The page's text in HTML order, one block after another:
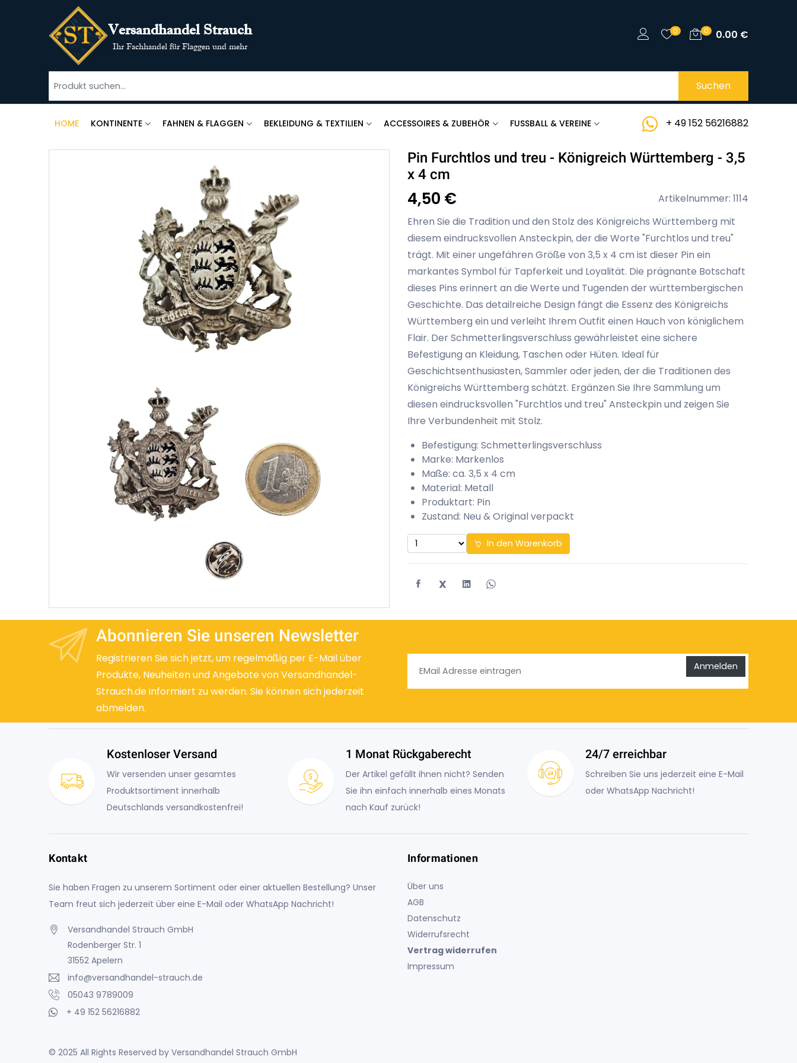
Versandhandel Strauch
Ihr Fachhandel für Flaggen und mehr
0 0 0.00 €
Suchen
HOME KONTINENTE FAHNEN & FLAGGEN BEKLEIDUNG & TEXTILIEN ACCESSOIRES & ZUBEHÖR FUSSBALL & VEREINE + 49 152 56216882
Pin Furchtlos und treu - Königreich Württemberg - 3,5
x 4 cm
4,50 €
Artikelnummer: 1114
Ehren Sie die Tradition und den Stolz des Königreichs Württemberg mit
diesem eindrucksvollen Ansteckpin, der die Worte "Furchtlos und treu"
trägt. Mit einer ungefähren Größe von 3,5 x 4 cm ist dieser Pin ein
markantes Symbol für Tapferkeit und Loyalität. Die prägnante Botschaft
dieses Pins erinnert an die Werte und Tugenden der württembergischen
Geschichte. Das detailreiche Design fängt die Essenz des Königreichs
Württemberg ein und verleiht Ihrem Outfit einen Hauch von königlichem
Flair. Der Schmetterlingsverschluss gewährleistet eine sichere
Befestigung an Kleidung, Taschen oder Hüten. Ideal für
Geschichtsenthusiasten, Sammler oder jeden, der die Traditionen des
Königreichs Württemberg schätzt. Ergänzen Sie Ihre Sammlung um
diesen eindrucksvollen "Furchtlos und treu" Ansteckpin und zeigen Sie
Ihre Verbundenheit mit Stolz.
Befestigung: Schmetterlingsverschluss
Marke: Markenlos
Maße: ca. 3,5 x 4 cm
Material: Metall
Produktart: Pin
Zustand: Neu & Original verpackt
In den Warenkorb
X
Abonnieren Sie unseren Newsletter
Registrieren Sie sich jetzt, um regelmäßig per E-Mail über
Produkte, Neuheiten und Angebote von Versandhandel-
Strauch.de informiert zu werden. Sie können sich jederzeit
abmelden.
Anmelden
Kostenloser Versand
Wir versenden unser gesamtes
Produktsortiment innerhalb
Deutschlands versandkostenfrei!
1 Monat Rückgaberecht
Der Artikel gefällt ihnen nicht? Senden
Sie ihn einfach innerhalb eines Monats
nach Kauf zurück!
24/7 erreichbar
Schreiben Sie uns jederzeit eine E-Mail
oder WhatsApp Nachricht!
Kontakt
Sie haben Fragen zu unserem Sortiment oder einer aktuellen Bestellung? Unser
Team freut sich jederzeit über eine E-Mail oder WhatsApp Nachricht!
Versandhandel Strauch GmbH
Rodenberger Str. 1
31552 Apelern
info@versandhandel-strauch.de
05043 9789009
+ 49 152 56216882
Informationen
Über uns
AGB
Datenschutz
Widerrufsrecht
Vertrag widerrufen
Impressum
© 2025 All Rights Reserved by Versandhandel Strauch GmbH